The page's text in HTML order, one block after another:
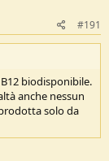
#191
biodisponibile.
anche nessun
solo da